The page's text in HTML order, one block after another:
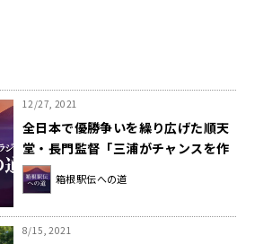
12/27, 2021
全日本で優勝争いを繰り広げた順天
堂・長門監督「三浦がチャンスを作
る走りをしてくれれば」
箱根駅伝への道
8/15, 2021